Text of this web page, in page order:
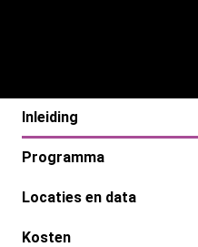
Inleiding
Programma
Locaties en data
Kosten